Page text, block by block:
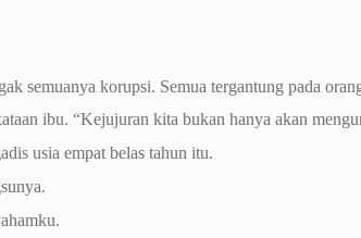
semuanya korupsi. Semua tergantung pada
ibu. “Kejujuran kita bukan hanya akan
usia empat belas tahun itu.